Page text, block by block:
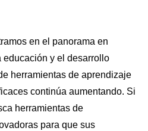
y el desarrollo
herramientas de aprendizaje
continúa aumentando. Si
herramientas de
para que sus